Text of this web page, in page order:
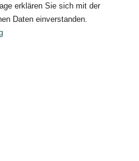
erklären Sie sich mit der
Daten einverstanden.